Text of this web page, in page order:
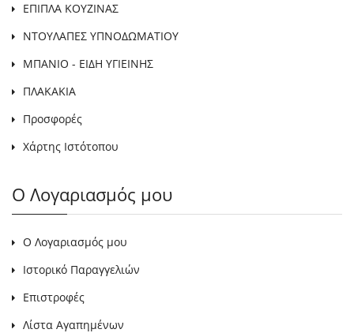
ΕΠΙΠΛΑ ΚΟΥΖΙΝΑΣ
ΝΤΟΥΛΑΠΕΣ ΥΠΝΟΔΩΜΑΤΙΟΥ
ΜΠΑΝΙΟ - ΕΙΔΗ ΥΓΙΕΙΝΗΣ
ΠΛΑΚΑΚΙΑ
Προσφορές
Χάρτης Ιστότοπου
Ο Λογαριασμός μου
Ο Λογαριασμός μου
Ιστορικό Παραγγελιών
Επιστροφές
Λίστα Αγαπημένων